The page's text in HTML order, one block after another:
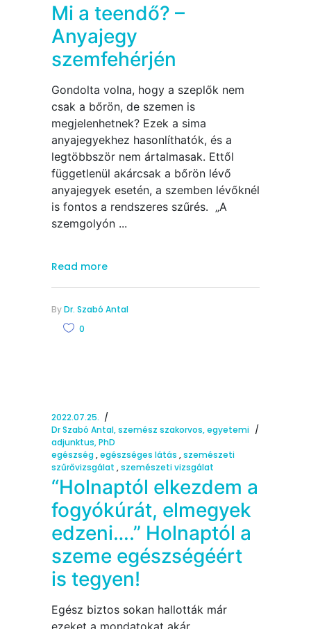
Mi a teendő? –
Anyajegy
szemfehérjén
Gondolta volna, hogy a szeplők nem
csak a bőrön, de szemen is
megjelenhetnek? Ezek a sima
anyajegyekhez hasonlíthatók, és a
legtöbbször nem ártalmasak. Ettől
függetlenül akárcsak a bőrön lévő
anyajegyek esetén, a szemben lévőknél
is fontos a rendszeres szűrés. „A
szemgolyón
Read more
ByDr. Szabó Antal
0
2022.07.25.
Dr Szabó Antal, szemész szakorvos, egyetemi
adjunktus, PhD
egészség,egészséges látás ,szemészeti
szűrővizsgálat ,szemészeti vizsgálat
“Holnaptól elkezdem a
fogyókúrát, elmegyek
edzeni….” Holnaptól a
szeme egészségéért
is tegyen!
Egész biztos sokan hallották már
ezeket a mondatokat akár